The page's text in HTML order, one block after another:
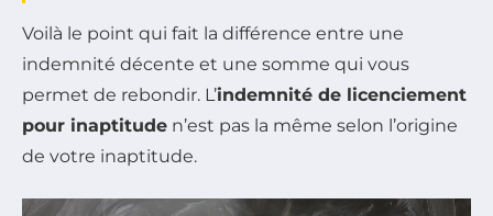
Voilà le point qui fait la différence entre une
indemnité décente et une somme qui vous
permet de rebondir. L’indemnité de licenciement
pour inaptitude n’est pas la même selon l’origine
de votre inaptitude.